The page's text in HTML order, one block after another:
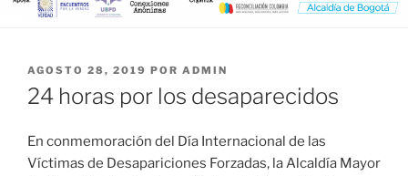
PUBLICADO
EL
AGOSTO 28, 2019 POR ADMIN
24 horas por los desaparecidos
En conmemoración del Día Internacional de las
Víctimas de Desapariciones Forzadas, la Alcaldía Mayor